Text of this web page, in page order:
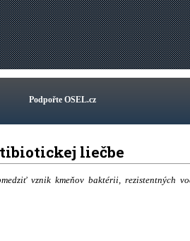
Podpořte OSEL.cz
liečbe
vznik kmeňov baktérii, rezistentných